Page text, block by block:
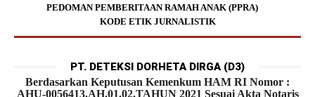
PEDOMAN PEMBERITAAN RAMAH ANAK (PPRA)
KODE ETIK JURNALISTIK
PT. DETEKSI DORHETA DIRGA (D3)
Berdasarkan Keputusan Kemenkum HAM RI Nomor :
AHU-0056413.AH.01.02.TAHUN 2021 Sesuai Akta Notaris